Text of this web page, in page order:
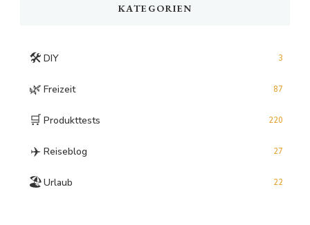
KATEGORIEN
🛠️ DIY 3
🌿 Freizeit 87
🛒 Produkttests 220
✈️ Reiseblog 27
🏖️Urlaub 22